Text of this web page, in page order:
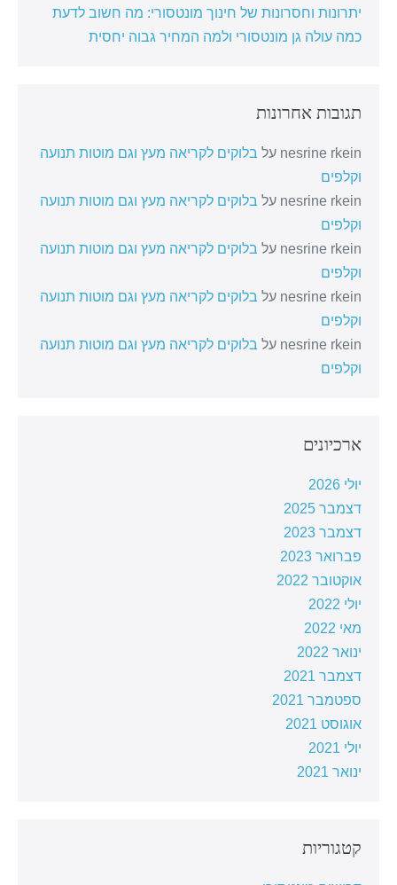
יתרונות וחסרונות של חינוך מונטסורי: מה חשוב לדעת
כמה עולה גן מונטסורי ולמה המחיר גבוה יחסית
תגובות אחרונות
nesrine rkeinעלבלוקים לקריאה מעץ וגם מוטות תנועה
וקלפים
nesrine rkeinעלבלוקים לקריאה מעץ וגם מוטות תנועה
וקלפים
nesrine rkeinעלבלוקים לקריאה מעץ וגם מוטות תנועה
וקלפים
nesrine rkeinעלבלוקים לקריאה מעץ וגם מוטות תנועה
וקלפים
nesrine rkeinעלבלוקים לקריאה מעץ וגם מוטות תנועה
וקלפים
ארכיונים
יולי 2026
דצמבר 2025
דצמבר 2023
פברואר 2023
אוקטובר 2022
יולי 2022
מאי 2022
ינואר 2022
דצמבר 2021
ספטמבר 2021
אוגוסט 2021
יולי 2021
ינואר 2021
קטגוריות